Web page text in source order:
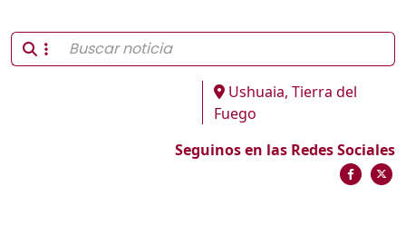
Ushuaia, Tierra del
Fuego
Seguinos en las Redes Sociales